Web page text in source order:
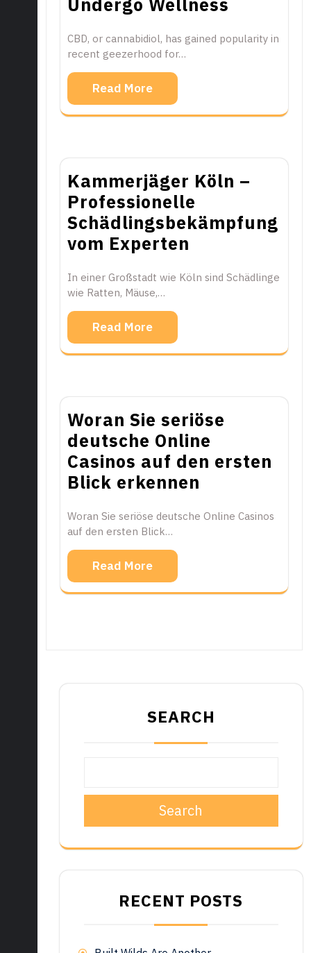
CBD, or cannabidiol, has gained popularity in
recent geezerhood for…
Read More
Kammerjäger Köln –
Professionelle
Schädlingsbekämpfung
vom Experten
In einer Großstadt wie Köln sind Schädlinge
wie Ratten, Mäuse,…
Read More
Woran Sie seriöse
deutsche Online
Casinos auf den ersten
Blick erkennen
Woran Sie seriöse deutsche Online Casinos
auf den ersten Blick…
Read More
SEARCH
Search
RECENT POSTS